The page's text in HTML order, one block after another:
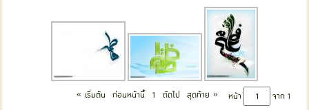
หน้า จาก 1
« เริ่มต้น ก่อนหน้านี้ 1 ถัดไป สุดท้าย »